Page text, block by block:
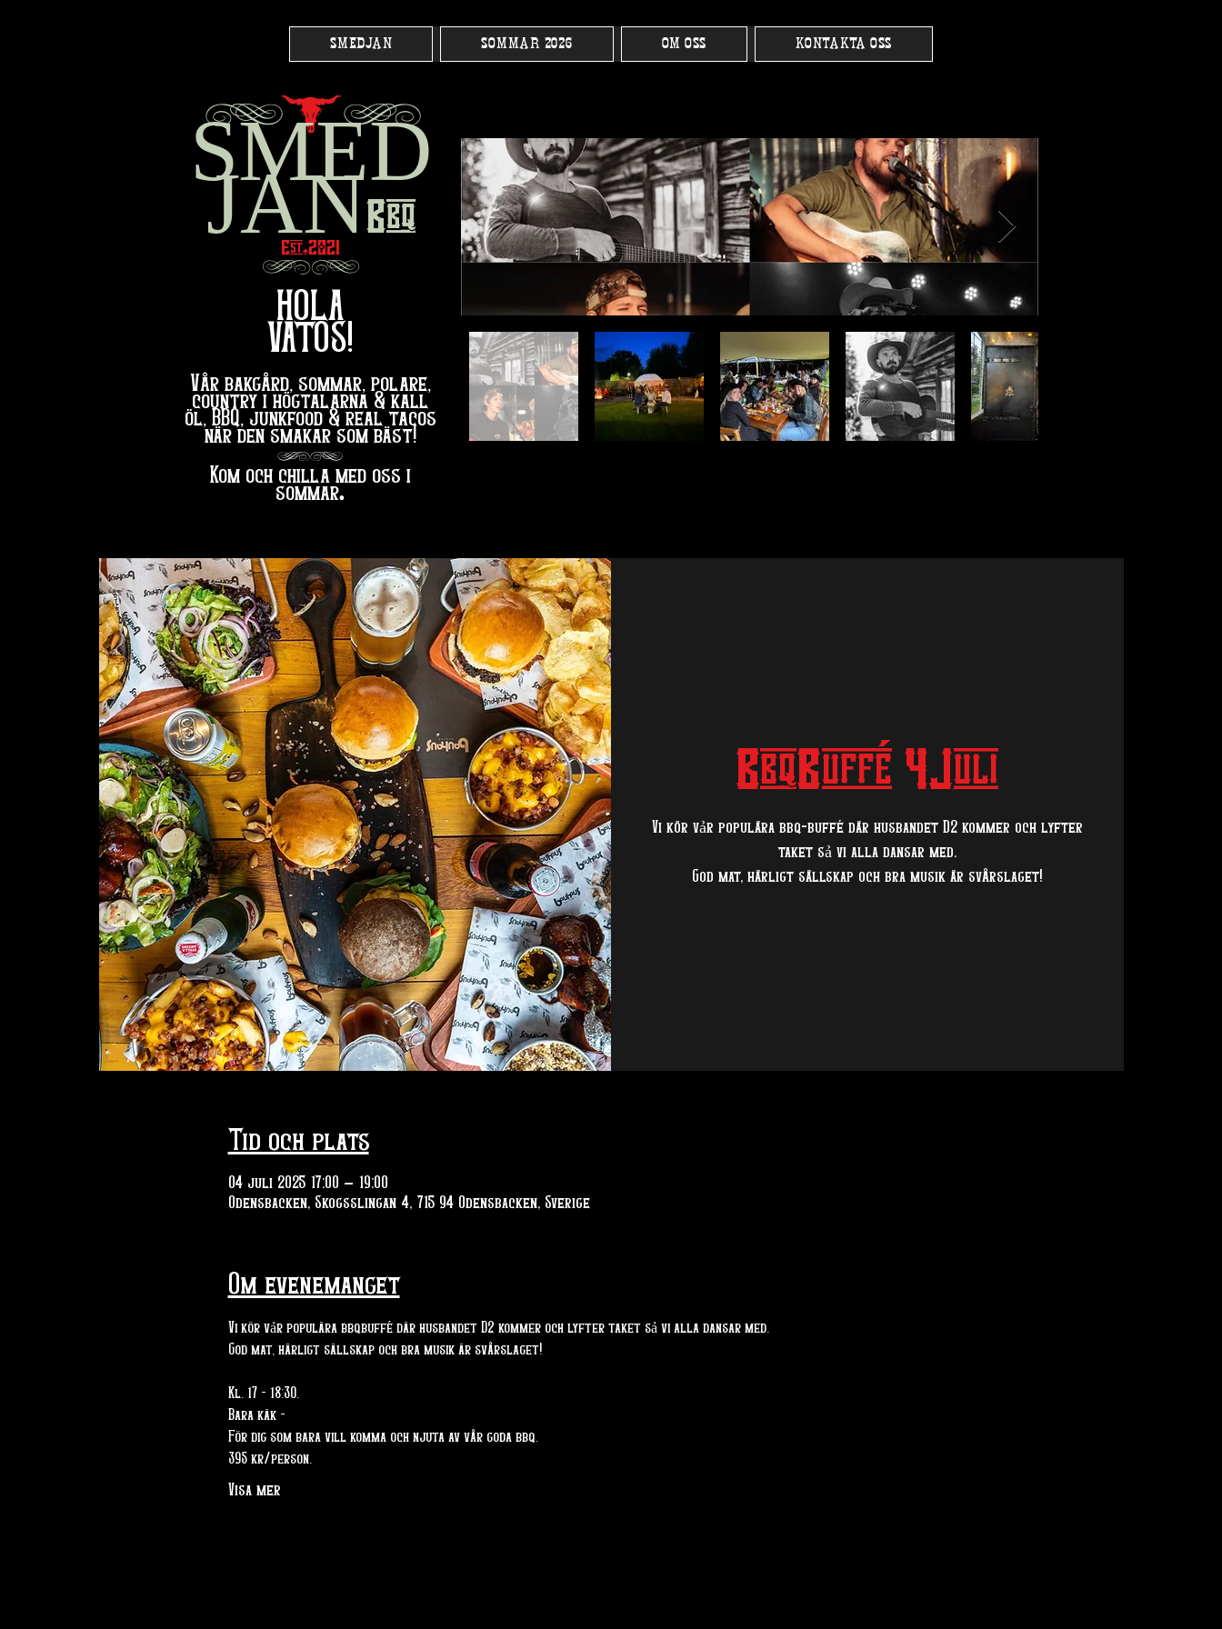
SMEDJAN SOMMAR 2026 OM OSS KONTAKTA OSS
glh
SMED
JANBbq
Est♠︎2021
hg
HOLA
VATOS!
Vår bakgård, sommar, polare,
country i högtalarna & kall
öl, BBQ, junkfood & real tacos
när den smakar som bäst!
hg
Kom och chilla med oss i
sommar.
BbqBuffé 4Juli
Vi kör vảr populära bbq-buffé där husbandet D2 kommer och lyfter
taket sả vi alla dansar med.
God mat, härligt sällskap och bra musik är svårslaget!
Tid och plats
04 juli 2025 17:00 – 19:00
Odensbacken, Skogsslingan 4, 715 94 Odensbacken, Sverige
Om evenemanget
Vi kör vảr populära bbqbuffé där husbandet D2 kommer och lyfter taket sả vi alla dansar med.
God mat, härligt sällskap och bra musik är svårslaget!
Kl. 17 - 18:30.
Bara käk -
För dig som bara vill komma och njuta av vår goda bbq.
395 kr/person.
Visa mer